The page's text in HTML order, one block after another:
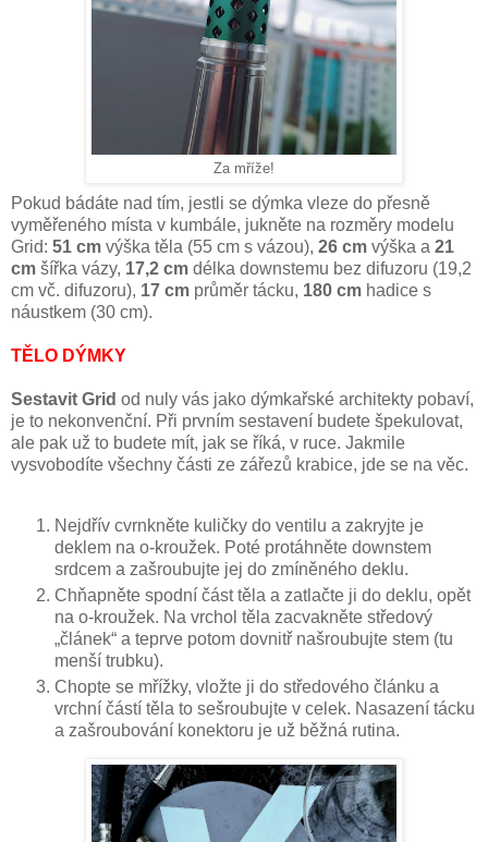
Za mříže!
Pokud bádáte nad tím, jestli se dýmka vleze do přesně
vyměřeného místa v kumbále, jukněte na rozměry modelu
Grid: 51 cm výška těla (55 cm s vázou), 26 cm výška a 21
cm šířka vázy, 17,2 cm délka downstemu bez difuzoru (19,2
cm vč. difuzoru), 17 cm průměr tácku, 180 cm hadice s
náustkem (30 cm).
TĚLO DÝMKY
Sestavit Grid od nuly vás jako dýmkařské architekty pobaví,
je to nekonvenční. Při prvním sestavení budete špekulovat,
ale pak už to budete mít, jak se říká, v ruce. Jakmile
vysvobodíte všechny části ze zářezů krabice, jde se na věc.
Nejdřív cvrnkněte kuličky do ventilu a zakryjte je
deklem na o-kroužek. Poté protáhněte downstem
srdcem a zašroubujte jej do zmíněného deklu.
Chňapněte spodní část těla a zatlačte ji do deklu, opět
na o-kroužek. Na vrchol těla zacvakněte středový
„článek“ a teprve potom dovnitř našroubujte stem (tu
menší trubku).
Chopte se mřížky, vložte ji do středového článku a
vrchní částí těla to sešroubujte v celek. Nasazení tácku
a zašroubování konektoru je už běžná rutina.